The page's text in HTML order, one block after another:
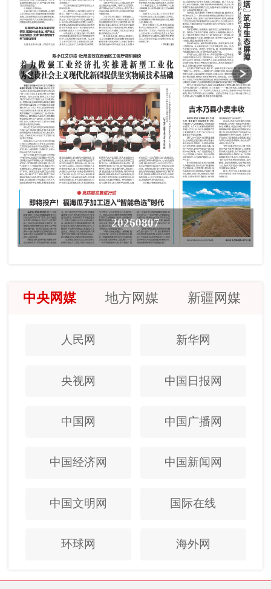
20260807
中央网媒 地方网媒 新疆网媒
人民网 新华网
央视网 中国日报网
中国网 中国广播网
中国经济网 中国新闻网
中国文明网 国际在线
环球网 海外网